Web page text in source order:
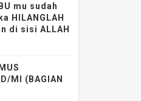
mu sudah
HILANGLAH
di sisi ALLAH
MI (BAGIAN